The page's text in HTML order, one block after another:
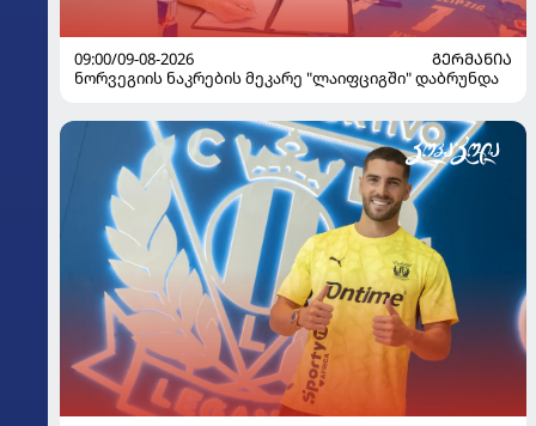
09:00/09-08-2026
ᲒᲔᲠᲛᲐᲜᲘᲐ
ნორვეგიის ნაკრების მეკარე "ლაიფციგში" დაბრუნდა